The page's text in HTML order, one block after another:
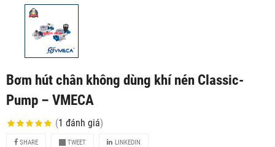
Bơm hút chân không dùng khí nén Classic-
Pump – VMECA
(1 đánh giá)
SHARE TWEET LINKEDIN